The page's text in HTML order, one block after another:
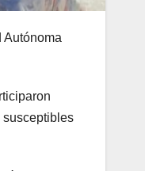
Autónoma
susceptibles